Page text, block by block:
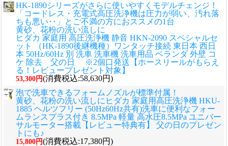
HK-1890シリーズがさらに使いやすくモデルチェンジ！
「コードレス・充電式高圧洗浄機は圧力が弱い、汚れ落
ちも悪い‥」とご不満の方におススメの1台
黄砂、花粉の洗い流しに
ヒダカ 家庭用 高圧洗浄機 静音 HKN-2090 スペシャルセ
ット （HK-1890後継機種）ワンタッチ接続 東日本 西日
本 50Hz/60Hz 別 洗車 洗車機 洗車用品 ベランダ 外壁 コ
ケ 除去 父の日 ※2個口発送【ホースリールがもらえ
る！レビュープレゼント対象】
53,300円(消費税込:58,630円)
泡で洗車できるフォームノズルが標準付属！
黄砂、花粉の洗い流しに ヒダカ 家庭用高圧洗浄機 HKU-
1885 ヘルツフリー (50Hz60Hz共有)洗車に便利なフォー
ムランスプラス付き 8.5MPa 軽量 高水圧8.5MPa ユニバー
サルモーター搭載【レビュー特典有】 父の日のプレゼン
トにも♪
15,800円(消費税込:17,380円)